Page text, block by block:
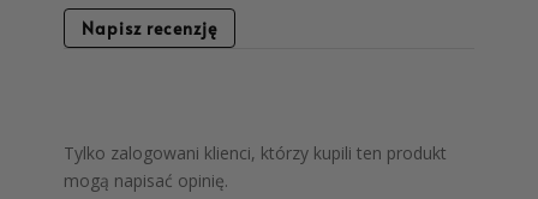
Napisz recenzję
Tylko zalogowani klienci, którzy kupili ten produkt
mogą napisać opinię.